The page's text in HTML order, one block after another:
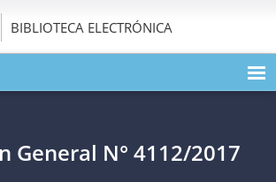
BIBLIOTECA ELECTRÓNICA
EL CONTENIDO DE LA PUBLICACIÓN
General N° 4112/2017